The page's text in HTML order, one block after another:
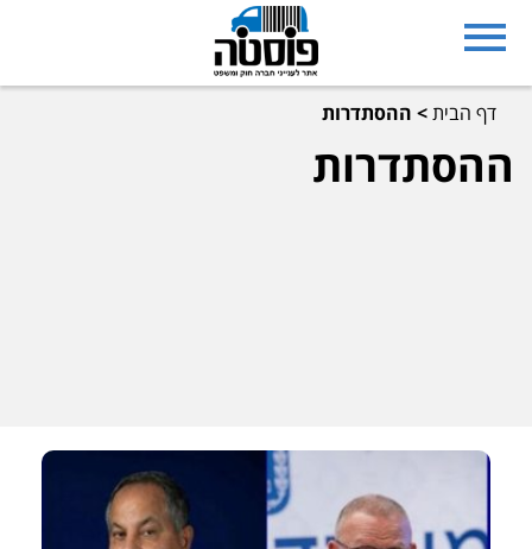
דף הבית> ההסתדרות
ההסתדרות